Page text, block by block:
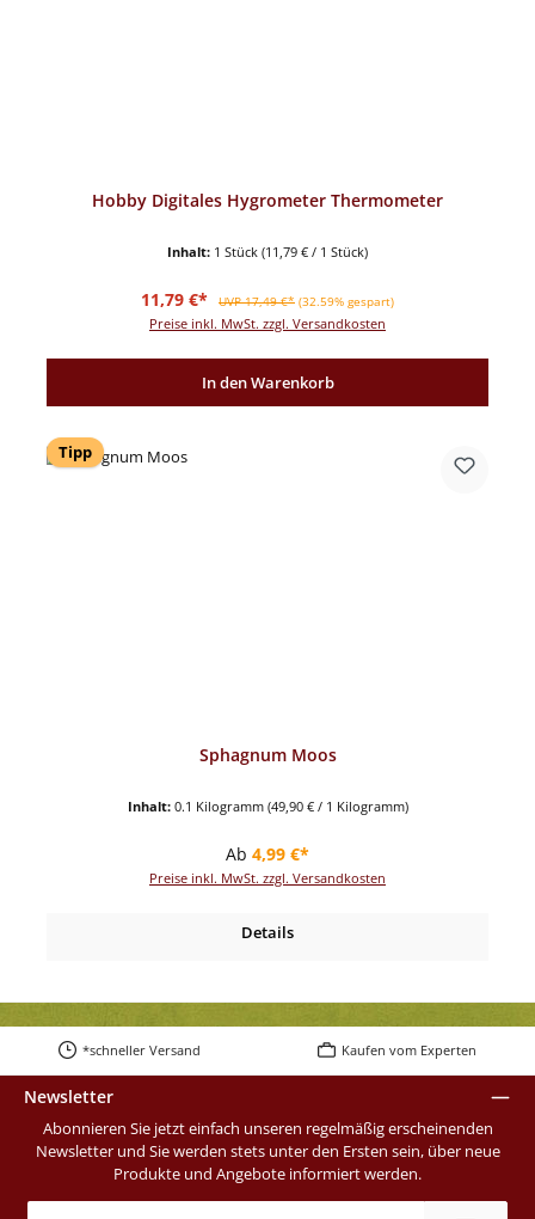
Hobby Digitales Hygrometer Thermometer
Inhalt: 1 Stück (11,79 € / 1 Stück)
Verkaufspreis:
11,79 €* Regulärer Preis:
UVP 17,49 €* (32.59% gespart)
Preise inkl. MwSt. zzgl. Versandkosten
In den Warenkorb
Tipp
Sphagnum Moos
Inhalt: 0.1 Kilogramm (49,90 € / 1 Kilogramm)
Regulärer Preis:
Ab 4,99 €*
Preise inkl. MwSt. zzgl. Versandkosten
Details
*schneller Versand Kaufen vom Experten
Newsletter
Abonnieren Sie jetzt einfach unseren regelmäßig erscheinenden
Newsletter und Sie werden stets unter den Ersten sein, über neue
Produkte und Angebote informiert werden.